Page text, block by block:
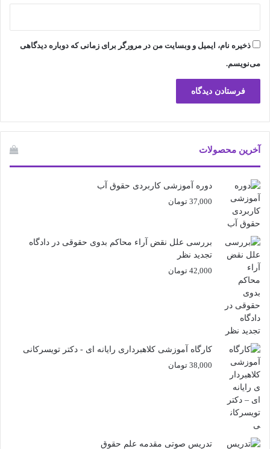
ذخیره نام، ایمیل و وبسایت من در مرورگر برای زمانی که دوباره دیدگاهی
می‌نویسم.
آخرین محصولات
دوره آموزشی کاربردی حقوق آب
37,000 تومان
بررسی علل نقض آراء محاکم بدوی حقوقی در دادگاه
تجدید نظر
42,000 تومان
کارگاه آموزشی کلاهبرداری رایانه ای - دکتر تویسرکانی
38,000 تومان
تدریس صوتی مقدمه علم حقوق